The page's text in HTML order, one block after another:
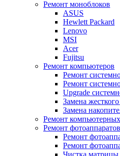
Ремонт моноблоков
ASUS
Hewlett Packard
Lenovo
MSI
Acer
Fujitsu
Ремонт компьютеров
Ремонт
Ремонт
Upgrade
Замена
Замена
Ремонт
Ремонт фотоаппаратов
Ремонт
Ремонт
Чистка матрицы